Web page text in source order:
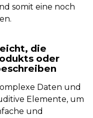
somit eine noch
die
oder
Daten und
Elemente, um
und